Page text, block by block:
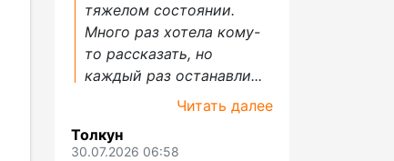
тяжелом состоянии.
Много раз хотела кому-
то рассказать, но
каждый раз останавли...
Читать далее
Толкун
30.07.2026 06:58